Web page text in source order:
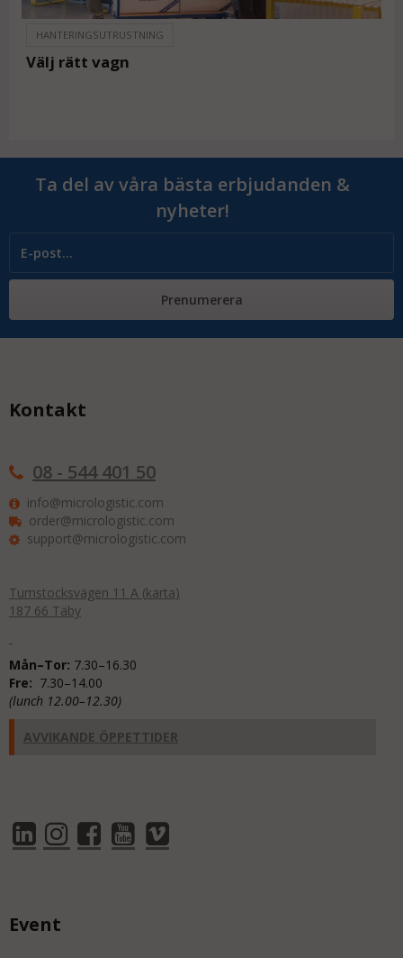
HANTERINGSUTRUSTNING
Välj rätt vagn
Ta del av våra bästa erbjudanden &
nyheter!
Prenumerera
Kontakt
08 - 544 401 50
info@micrologistic.com
order@micrologistic.com
support@micrologistic.com
Tumstocksvägen 11 A (karta)
187 66 Täby
Mån–Tor: 7.30–16.30
Fre: 7.30–14.00
(lunch 12.00–12.30)
AVVIKANDE ÖPPETTIDER
Event